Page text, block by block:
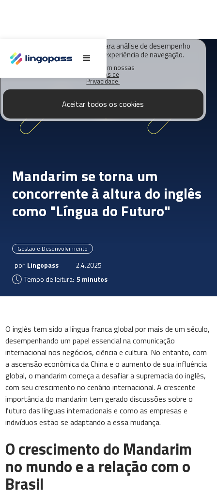
O Lingopass utiliza cookies para análise de desempenho
deste site e melhorar sua experiência de navegação.
Saiba mais em nossas
Políticas de
Privacidade.
Aceitar todos os cookies
Mandarim se torna um
concorrente à altura do inglês
como "Língua do Futuro"
Gestão e Desenvolvimento
por Lingopass
2.4.2025
Tempo de leitura: 5 minutos
O inglês tem sido a língua franca global por mais de um século,
desempenhando um papel essencial na comunicação
internacional nos negócios, ciência e cultura. No entanto, com
a ascensão econômica da China e o aumento de sua influência
global, o mandarim começa a desafiar a supremacia do inglês,
com seu crescimento no cenário internacional. A crescente
importância do mandarim tem gerado discussões sobre o
futuro das línguas internacionais e como as empresas e
indivíduos estão se adaptando a essa mudança.
O crescimento do Mandarim
no mundo e a relação com o
Brasil